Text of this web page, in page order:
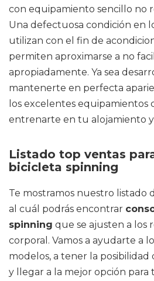
con equipamiento sencillo no
Una defectuosa condición en
utilizan con el fin de
permiten aproximarse a no
apropiadamente. Ya sea
mantenerte en perfecta
los excelentes equipamientos
entrenarte en tu alojamiento
Listado top ventas
bicicleta spinning
Te mostramos nuestro listado
al cuál podrás encontrar
spinning que se ajusten a los
corporal. Vamos a ayudarte a
modelos, a tener la posibilidad
y llegar a la mejor opción para